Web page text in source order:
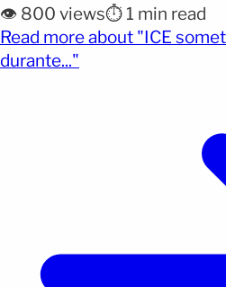
en el Aeropuerto
un operativo que quedó
generó reacciones de
👁️ 800 views⏱️ 1 min read
Read more about "ICE
durante..."